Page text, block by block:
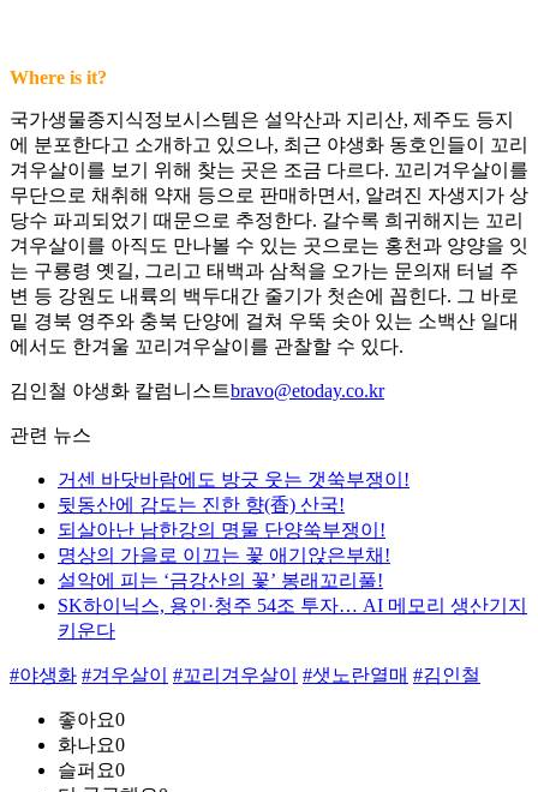
Where is it?
국가생물종지식정보시스템은 설악산과 지리산, 제주도 등지
에 분포한다고 소개하고 있으나, 최근 야생화 동호인들이 꼬리
겨우살이를 보기 위해 찾는 곳은 조금 다르다. 꼬리겨우살이를
무단으로 채취해 약재 등으로 판매하면서, 알려진 자생지가 상
당수 파괴되었기 때문으로 추정한다. 갈수록 희귀해지는 꼬리
겨우살이를 아직도 만나볼 수 있는 곳으로는 홍천과 양양을 잇
는 구룡령 옛길, 그리고 태백과 삼척을 오가는 문의재 터널 주
변 등 강원도 내륙의 백두대간 줄기가 첫손에 꼽힌다. 그 바로
밑 경북 영주와 충북 단양에 걸쳐 우뚝 솟아 있는 소백산 일대
에서도 한겨울 꼬리겨우살이를 관찰할 수 있다.
김인철 야생화 칼럼니스트bravo@etoday.co.kr
관련 뉴스
거센 바닷바람에도 방긋 웃는 갯쑥부쟁이!
뒷동산에 감도는 진한 향(香) 산국!
되살아난 남한강의 명물 단양쑥부쟁이!
명상의 가을로 이끄는 꽃 애기앉은부채!
설악에 피는 ‘금강산의 꽃’ 봉래꼬리풀!
SK하이닉스, 용인·청주 54조 투자… AI 메모리 생산기지
키운다
#야생화 #겨우살이 #꼬리겨우살이 #샛노란열매 #김인철
좋아요0
화나요0
슬퍼요0